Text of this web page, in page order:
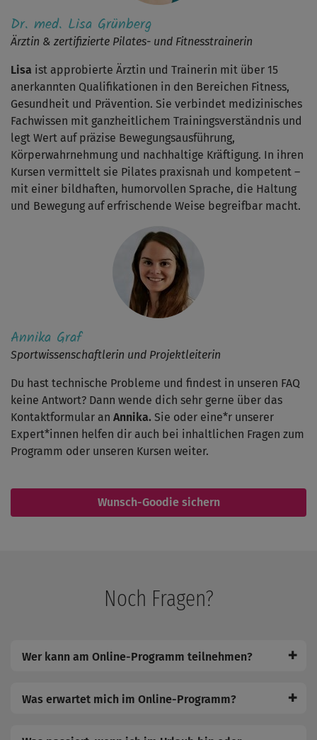
Dr. med. Lisa Grünberg
Ärztin & zertifizierte Pilates- und Fitnesstrainerin
Lisa ist approbierte Ärztin und Trainerin mit über 15
anerkannten Qualifikationen in den Bereichen Fitness,
Gesundheit und Prävention. Sie verbindet medizinisches
Fachwissen mit ganzheitlichem Trainingsverständnis und
legt Wert auf präzise Bewegungsausführung,
Körperwahrnehmung und nachhaltige Kräftigung. In ihren
Kursen vermittelt sie Pilates praxisnah und kompetent –
mit einer bildhaften, humorvollen Sprache, die Haltung
und Bewegung auf erfrischende Weise begreifbar macht.
Annika Graf
Sportwissenschaftlerin und Projektleiterin
Du hast technische Probleme und findest in unseren FAQ
keine Antwort? Dann wende dich sehr gerne über das
Kontaktformular an Annika. Sie oder eine*r unserer
Expert*innen helfen dir auch bei inhaltlichen Fragen zum
Programm oder unseren Kursen weiter.
Wunsch-Goodie sichern
Noch Fragen?
Wer kann am Online-Programm teilnehmen? ✚
Was erwartet mich im Online-Programm? ✚